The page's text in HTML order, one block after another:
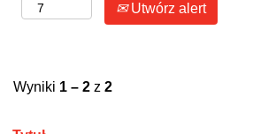
Utwórz alert
Wyniki 1 – 2 z 2